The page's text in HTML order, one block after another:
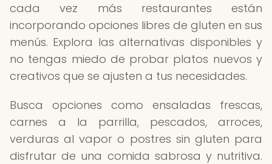
cada vez más restaurantes están
incorporando opciones libres de gluten en sus
menús. Explora las alternativas disponibles y
no tengas miedo de probar platos nuevos y
creativos que se ajusten a tus necesidades.
Busca opciones como ensaladas frescas,
carnes a la parrilla, pescados, arroces,
verduras al vapor o postres sin gluten para
disfrutar de una comida sabrosa y nutritiva.